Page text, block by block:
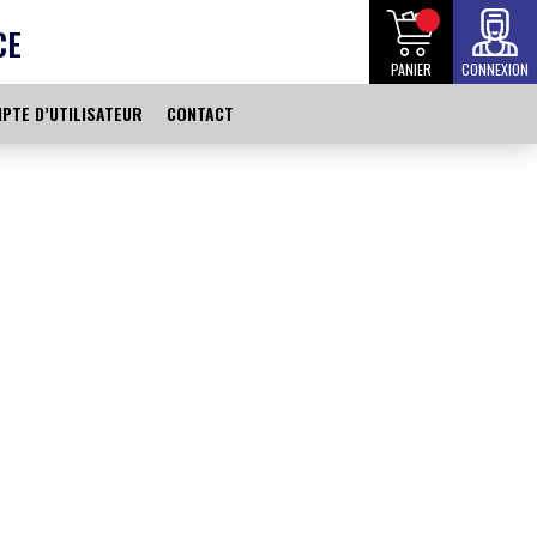
PANIER CONNEXION
D’UTILISATEUR CONTACT